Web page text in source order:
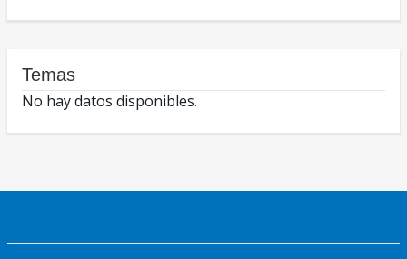
Temas
No hay datos disponibles.